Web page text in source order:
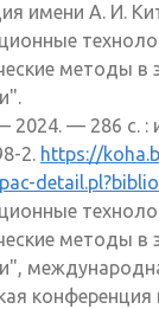
имени А. И.
методы в
— 286 с. :
2. https://
методы в